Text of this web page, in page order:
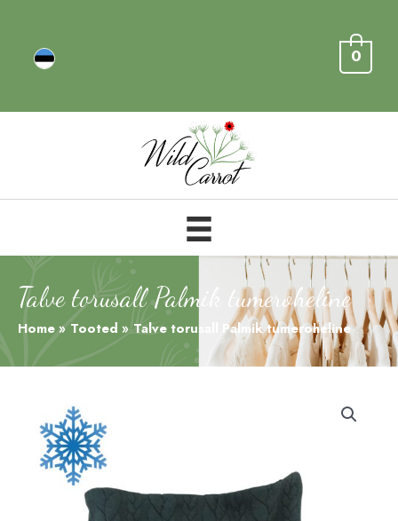
0
Talve torusall Palmik tumeroheline
Home Tooted Talve torusall Palmik tumeroheline